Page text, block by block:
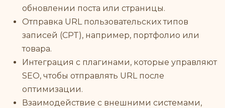
обновлении поста или страницы.
Отправка URL пользовательских типов
записей (CPT), например, портфолио или
товара.
Интеграция с плагинами, которые управляют
SEO, чтобы отправлять URL после
оптимизации.
Взаимодействие с внешними системами,